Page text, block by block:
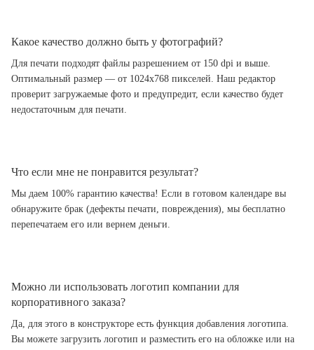
Какое качество должно быть у фотографий?
Для печати подходят файлы разрешением от 150 dpi и выше.
Оптимальный размер — от 1024x768 пикселей. Наш редактор
проверит загружаемые фото и предупредит, если качество будет
недостаточным для печати.
Что если мне не понравится результат?
Мы даем 100% гарантию качества! Если в готовом календаре вы
обнаружите брак (дефекты печати, повреждения), мы бесплатно
перепечатаем его или вернем деньги.
Можно ли использовать логотип компании для
корпоративного заказа?
Да, для этого в конструкторе есть функция добавления логотипа.
Вы можете загрузить логотип и разместить его на обложке или на